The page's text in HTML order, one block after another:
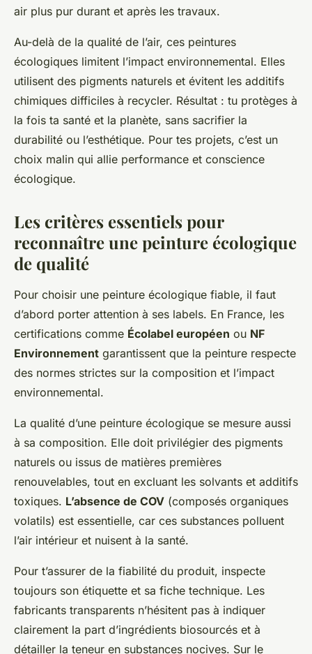
air plus pur durant et après les travaux.
Au-delà de la qualité de l’air, ces peintures
écologiques limitent l’impact environnemental. Elles
utilisent des pigments naturels et évitent les additifs
chimiques difficiles à recycler. Résultat : tu protèges à
la fois ta santé et la planète, sans sacrifier la
durabilité ou l’esthétique. Pour tes projets, c’est un
choix malin qui allie performance et conscience
écologique.
Les critères essentiels pour
reconnaître une peinture écologique
de qualité
Pour choisir une peinture écologique fiable, il faut
d’abord porter attention à ses labels. En France, les
certifications comme Écolabel européen ou NF
Environnement garantissent que la peinture respecte
des normes strictes sur la composition et l’impact
environnemental.
La qualité d’une peinture écologique se mesure aussi
à sa composition. Elle doit privilégier des pigments
naturels ou issus de matières premières
renouvelables, tout en excluant les solvants et additifs
toxiques. L’absence de COV (composés organiques
volatils) est essentielle, car ces substances polluent
l’air intérieur et nuisent à la santé.
Pour t’assurer de la fiabilité du produit, inspecte
toujours son étiquette et sa fiche technique. Les
fabricants transparents n’hésitent pas à indiquer
clairement la part d’ingrédients biosourcés et à
détailler la teneur en substances nocives. Sur le